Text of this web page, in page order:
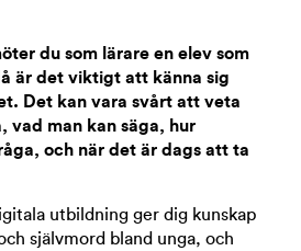
du som lärare en elev som
är det viktigt att känna sig
Det kan vara svårt att veta
vad man kan säga, hur
och när det är dags att ta
utbildning ger dig kunskap
självmord bland unga, och